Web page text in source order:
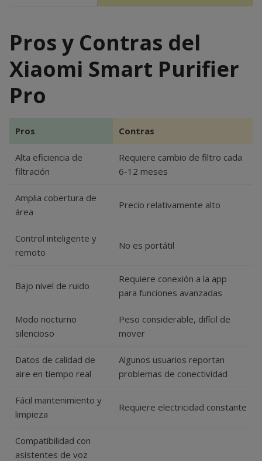
Pros y Contras del
Xiaomi Smart Purifier
Pro
Pros Contras
Alta eficiencia de
filtración
Requiere cambio de filtro cada
6-12 meses
Amplia cobertura de
área
Precio relativamente alto
Control inteligente y
remoto
No es portátil
Bajo nivel de ruido
Requiere conexión a la app
para funciones avanzadas
Modo nocturno
silencioso
Peso considerable, difícil de
mover
Datos de calidad de
aire en tiempo real
Algunos usuarios reportan
problemas de conectividad
Fácil mantenimiento y
limpieza
Requiere electricidad constante
Compatibilidad con
asistentes de voz